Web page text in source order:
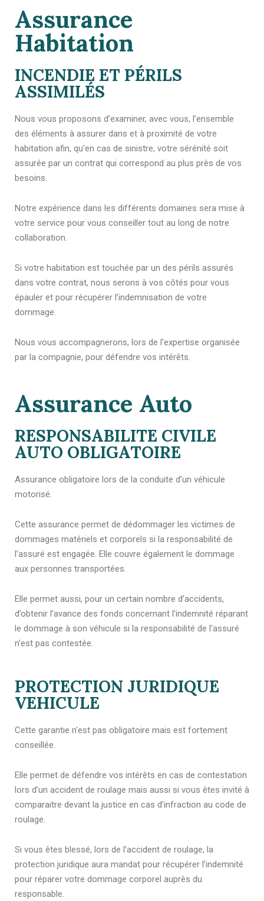
Assurance
Habitation
INCENDIE ET PÉRILS
ASSIMILÉS
Nous vous proposons d’examiner, avec vous, l’ensemble
des éléments à assurer dans et à proximité de votre
habitation afin, qu’en cas de sinistre, votre sérénité soit
assurée par un contrat qui correspond au plus près de vos
besoins.
Notre expérience dans les différents domaines sera mise à
votre service pour vous conseiller tout au long de notre
collaboration.
Si votre habitation est touchée par un des périls assurés
dans votre contrat, nous serons à vos côtés pour vous
épauler et pour récupérer l’indemnisation de votre
dommage.
Nous vous accompagnerons, lors de l’expertise organisée
par la compagnie, pour défendre vos intérêts.
Assurance Auto
RESPONSABILITE CIVILE
AUTO OBLIGATOIRE
Assurance obligatoire lors de la conduite d’un véhicule
motorisé.
Cette assurance permet de dédommager les victimes de
dommages matériels et corporels si la responsabilité de
l’assuré est engagée. Elle couvre également le dommage
aux personnes transportées.
Elle permet aussi, pour un certain nombre d’accidents,
d’obtenir l’avance des fonds concernant l’indemnité réparant
le dommage à son véhicule si la responsabilité de l’assuré
n’est pas contestée.
PROTECTION JURIDIQUE
VEHICULE
Cette garantie n’est pas obligatoire mais est fortement
conseillée.
Elle permet de défendre vos intérêts en cas de contestation
lors d’un accident de roulage mais aussi si vous êtes invité à
comparaitre devant la justice en cas d’infraction au code de
roulage.
Si vous êtes blessé, lors de l’accident de roulage, la
protection juridique aura mandat pour récupérer l’indemnité
pour réparer votre dommage corporel auprès du
responsable.